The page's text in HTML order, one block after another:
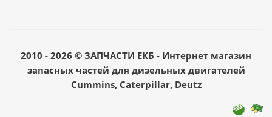
2010 - 2026 © ЗАПЧАСТИ ЕКБ - Интернет магазин
запасных частей для дизельных двигателей
Cummins, Caterpillar, Deutz